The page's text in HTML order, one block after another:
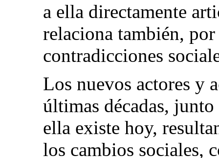
a ella directamente
relaciona también,
contradicciones
Los nuevos actores y
últimas décadas,
ella existe hoy,
los cambios sociales,